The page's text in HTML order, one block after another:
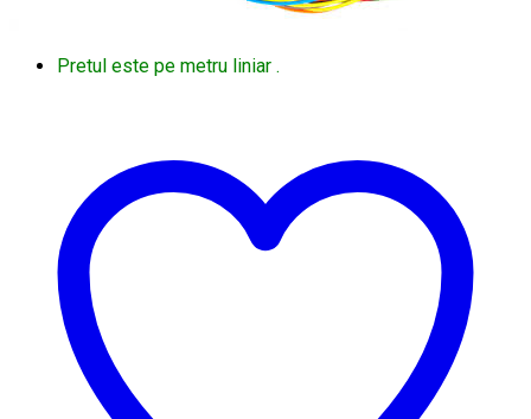
Pretul este pe metru liniar .